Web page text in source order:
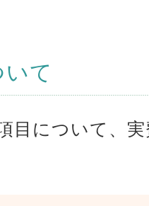
て
目について、